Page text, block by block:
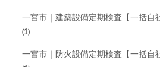
一宮市｜建築設備定期検査【一括自
(1)
一宮市｜防火設備定期検査【一括自